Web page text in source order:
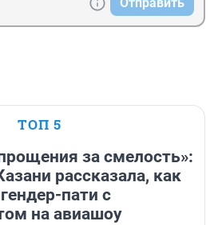
ТОП 5
за смелость»:
рассказала, как
пати с
на авиашоу